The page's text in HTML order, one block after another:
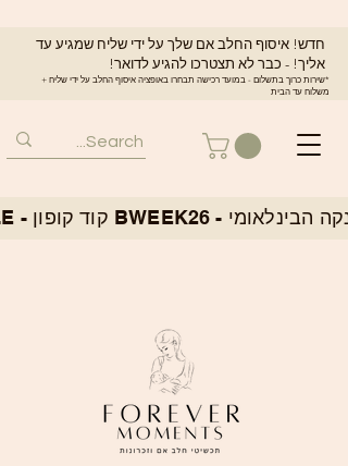
חדש! איסוף החלב אם שלך על ידי שליח שמגיע עד
אליך! - כבר לא תצטרכו להגיע לדואר!
*שירות כרוך בתשלום - במועד רכישה תבחרו באופציה איסוף החלב על ידי שליח +
משלוח עד הבית